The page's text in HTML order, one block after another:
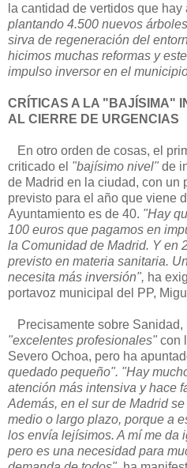
la cantidad de vertidos que hay
plantando 4.500 nuevos
sirva de regeneración del
hicimos muchas reformas y
impulso inversor en el
CRÍTICAS A LA "BAJÍSIMA"
AL CIERRE DE URGENCIAS
En otro orden de cosas, el
criticado el "bajísimo nivel" de
de Madrid en la ciudad, con un
previsto para el año que viene
Ayuntamiento es de 40. "Hay
100 euros que pagamos en
la Comunidad de Madrid. Y en
previsto en materia sanitaria.
necesita más inversión", ha
portavoz municipal del PP,
Precisamente sobre
"excelentes profesionales" con
Severo Ochoa, pero ha
quedado pequeño". "Hay
atención más intensiva y hace
Además, en el sur de Madrid
medio o largo plazo, porque a
los envía lejísimos. A mí me da
pero es una necesidad para